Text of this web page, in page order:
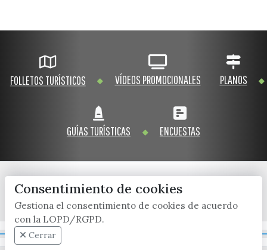
FOLLETOS TURÍSTICOS VÍDEOS PROMOCIONALES PLANOS
GUÍAS TURÍSTICAS ENCUESTAS
x / twitter facebook youtube instagram
Consentimiento de cookies
Gestiona el consentimiento de cookies de acuerdo
con la LOPD/RGPD.
Cerrar